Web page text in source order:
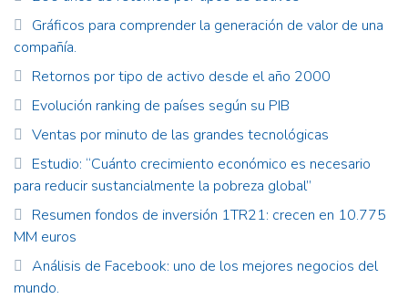
Gráficos para comprender la generación de valor de una
compañía.
Retornos por tipo de activo desde el año 2000
Evolución ranking de países según su PIB
Ventas por minuto de las grandes tecnológicas
Estudio: “Cuánto crecimiento económico es necesario
para reducir sustancialmente la pobreza global”
Resumen fondos de inversión 1TR21: crecen en 10.775
MM euros
Análisis de Facebook: uno de los mejores negocios del
mundo.